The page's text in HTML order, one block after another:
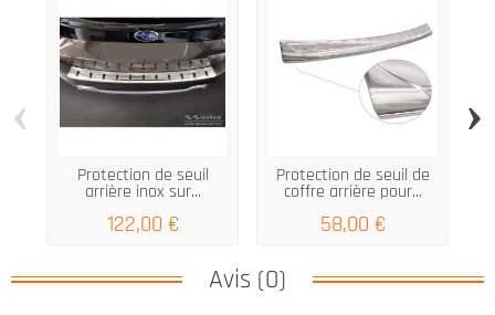
Protection de seuil
arrière inox sur...
122,00 €
Protection de seuil de
coffre arrière pour...
58,00 €
‹ ›
Avis (0)